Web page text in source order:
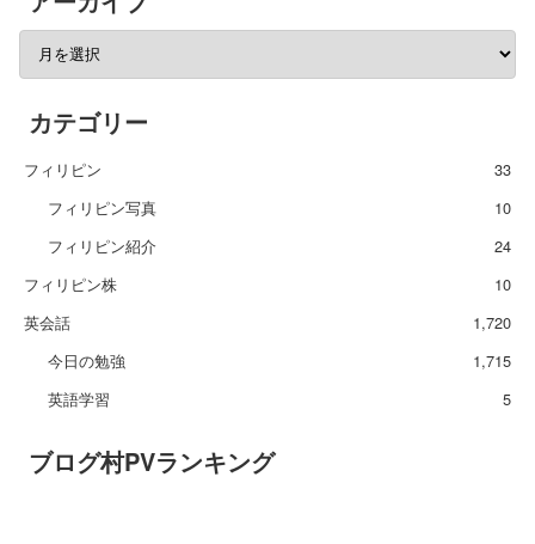
カテゴリー
フィリピン
33
フィリピン写真
10
フィリピン紹介
24
フィリピン株
10
英会話
1,720
今日の勉強
1,715
英語学習
5
ブログ村PVランキング